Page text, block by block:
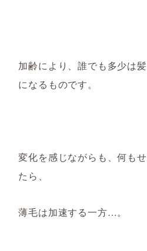
加齢により 、誰でも多少は
になるものです。
変化を感じながらも、何も
たら、
薄毛は加速する一方…。